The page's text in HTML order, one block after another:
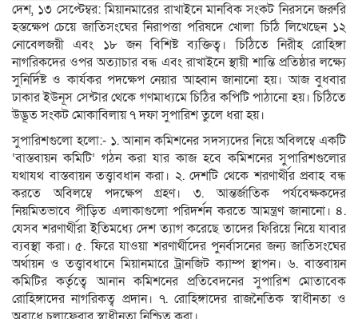
দেশ, ১৩ সেপ্টেম্বর: মিয়ানমারের রাখাইনে মানবিক সংকট নিরসনে জরুরি
হস্তক্ষেপ চেয়ে জাতিসংঘের নিরাপত্তা পরিষদে খোলা চিঠি লিখেছেন ১২
নোবেলজয়ী এবং ১৮ জন বিশিষ্ট ব্যক্তিত্ব। চিঠিতে নিরীহ রোহিঙ্গা
নাগরিকদের ওপর অত্যাচার বন্ধ এবং রাখাইনে স্থায়ী শান্তি প্রতিষ্ঠার লক্ষ্যে
সুনির্দিষ্ট ও কার্যকর পদক্ষেপ নেয়ার আহ্বান জানানো হয়। আজ বুধবার
ঢাকার ইউনূস সেন্টার থেকে গণমাধ্যমে চিঠির কপিটি পাঠানো হয়। চিঠিতে
উদ্ভূত সংকট মোকাবিলায় ৭ দফা সুপারিশ তুলে ধরা হয়।
সুপারিশগুলো হলো:- ১. আনান কমিশনের সদস্যদের নিয়ে অবিলম্বে একটি
‘বাস্তবায়ন কমিটি’ গঠন করা যার কাজ হবে কমিশনের সুপারিশগুলোর
যথাযথ বাস্তবায়ন তত্ত্বাবধান করা। ২. দেশটি থেকে শরণার্থীর প্রবাহ বন্ধ
করতে অবিলম্বে পদক্ষেপ গ্রহণ। ৩. আন্তর্জাতিক পর্যবেক্ষকদের
নিয়মিতভাবে পীড়িত এলাকাগুলো পরিদর্শন করতে আমন্ত্রণ জানানো। ৪.
যেসব শরণার্থীরা ইতিমধ্যে দেশ ত্যাগ করেছে তাদের ফিরিয়ে নিয়ে যাবার
ব্যবস্থা করা। ৫. ফিরে যাওয়া শরণার্থীদের পুনর্বাসনের জন্য জাতিসংঘের
অর্থায়ন ও তত্ত্বাবধানে মিয়ানমারে ট্রানজিট ক্যাম্প স্থাপন। ৬. বাস্তবায়ন
কমিটির কর্তৃত্বে আনান কমিশনের প্রতিবেদনের সুপারিশ মোতাবেক
রোহিঙ্গাদের নাগরিকত্ব প্রদান। ৭. রোহিঙ্গাদের রাজনৈতিক স্বাধীনতা ও